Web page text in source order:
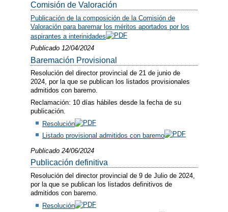
Comisión de Valoración
Publicación de la composición de la Comisión de
Valoración para baremar los méritos aportados por los
aspirantes a interinidades
Publicado 12/04/2024
Baremación Provisional
Resolución del director provincial de 21 de junio de
2024, por la que se publican los listados provisionales
admitidos con baremo.
Reclamación: 10 días hábiles desde la fecha de su
publicación.
Resolución
Listado provisional admitidos con baremo
Publicado 24/06/2024
Publicación definitiva
Resolución del director provincial de 9 de Julio de 2024,
por la que se publican los listados definitivos de
admitidos con baremo.
Resolución